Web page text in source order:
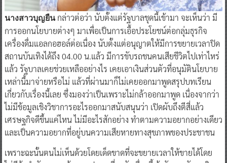
นางสาวบุญยืน กล่าวต่อว่า นับตั้งแต่รัฐบาลชุดนี้เข้ามา จะเห็นว่า มี
การออกนโยบายต่างๆ มาเพื่อเป็นการเอื้อประโยชน์ต่อกลุ่มธุรกิจ
เครื่องดื่มแอลกอฮอล์ต่อเนื่อง นับตั้งแต่อนุญาตให้มีการขยายเวลาปิด
สถานบันเทิงได้ถึง 04.00 น.แล้ว มีการขับรถชนคนเสียชีวิตไปเท่าไหร่
แล้ว รัฐบาลเคยช่วยเหลืออย่างไร เคยเอาเงินส่วนตัวที่อนุมัตินโยบาย
เหล่านี้มาจ่ายหรือไม่ แล้วที่ผ่านมาก็ไม่เคยออกมาพูดสรุปบทเรียน
เกี่ยวกับเรื่องนี้เลย ซึ่งมองว่าเป็นเพราะไม่กล้าออกมาพูด เนื่องจากว่า
ไม่มีข้อมูลเชิงวิชาการอะไรออกมาสนับสนุนว่า เปิดผับถึงตีสี่แล้ว
เศรษฐกิจดีขึ้นแค่ไหน ไม่มีอะไรสักอย่าง ทำตามความอยากอย่างเดียว
และเป็นความอยากที่อยู่บนความเสียหายทางสุขภาพของประชาชน
เพราะฉะนั้นตนไม่เห็นด้วยโดยเด็ดขาดที่จะขยายเวลาให้ขายได้โดย